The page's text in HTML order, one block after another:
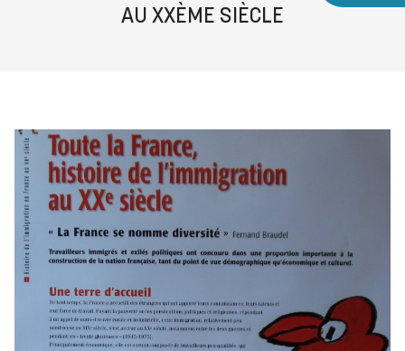
AU XXÈME SIÈCLE